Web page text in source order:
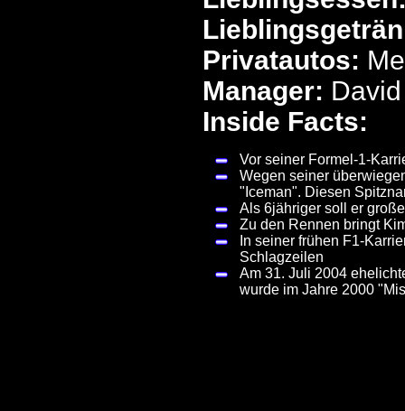
Privatautos:
Manager:
Inside Facts:
Vor seiner Formel-1-
Wegen seiner
"Iceman". Diesen
Als 6jähriger soll er
Zu den Rennen bringt
In seiner frühen F1-
Schlagzeilen
Am 31. Juli 2004
wurde im Jahre 2000